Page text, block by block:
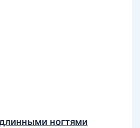
ногтями